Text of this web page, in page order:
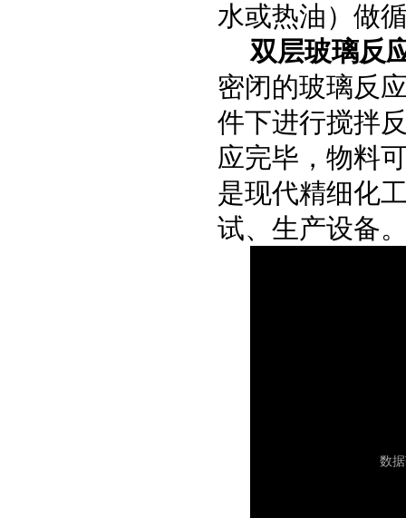
水或热油）做
双层玻璃反
密闭的玻璃反
件下进行搅拌
应完毕，物料
是现代精细化
试、生产设备